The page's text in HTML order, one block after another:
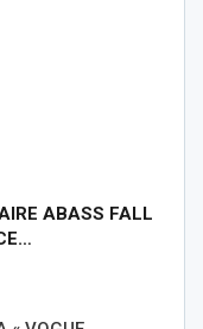
ABASS FALL